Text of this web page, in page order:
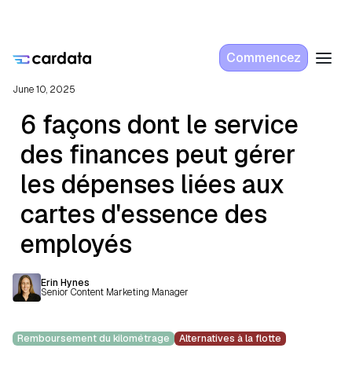
Commencez
June 10, 2025
6 façons dont le service
des finances peut gérer
les dépenses liées aux
cartes d'essence des
employés
Erin Hynes
Senior Content Marketing Manager
Remboursement du kilométrage Alternatives à la flotte